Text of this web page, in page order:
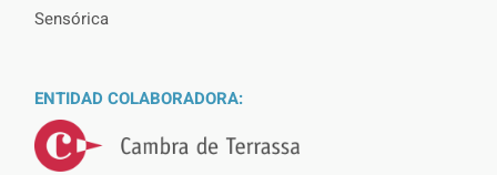
Sensórica
ENTIDAD COLABORADORA: